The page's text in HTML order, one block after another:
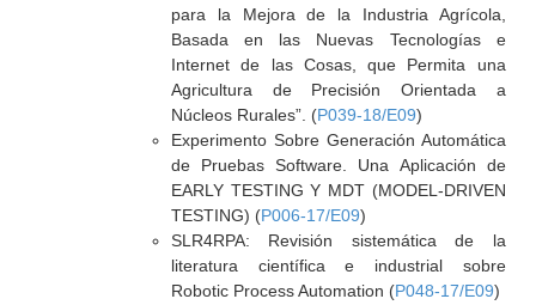
para la Mejora de la Industria Agrícola,
Basada en las Nuevas Tecnologías e
Internet de las Cosas, que Permita una
Agricultura de Precisión Orientada a
Núcleos Rurales”. (P039-18/E09)
Experimento Sobre Generación Automática
de Pruebas Software. Una Aplicación de
EARLY TESTING Y MDT (MODEL-DRIVEN
TESTING) (P006-17/E09)
SLR4RPA: Revisión sistemática de la
literatura científica e industrial sobre
Robotic Process Automation (P048-17/E09)